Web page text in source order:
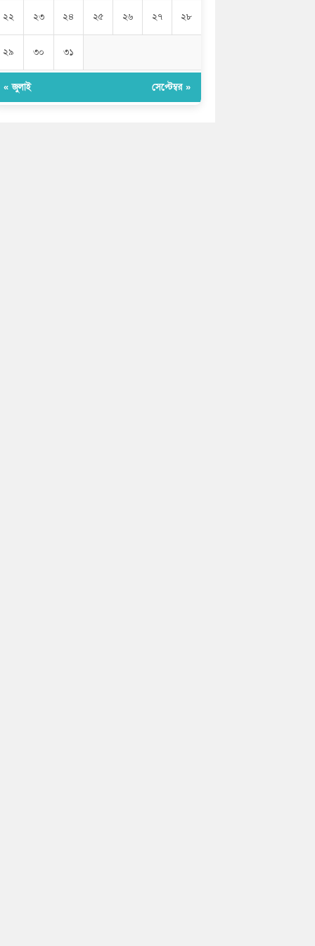
২২ ২৩ ২৪ ২৫ ২৬ ২৭ ২৮
২৯ ৩০ ৩১
« জুলাই সেপ্টেম্বর »